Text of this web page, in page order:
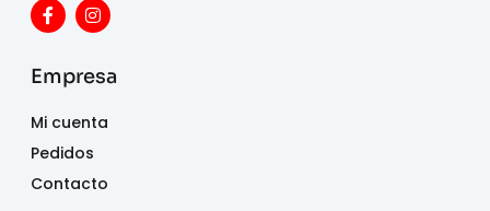
Empresa
Mi cuenta
Pedidos
Contacto